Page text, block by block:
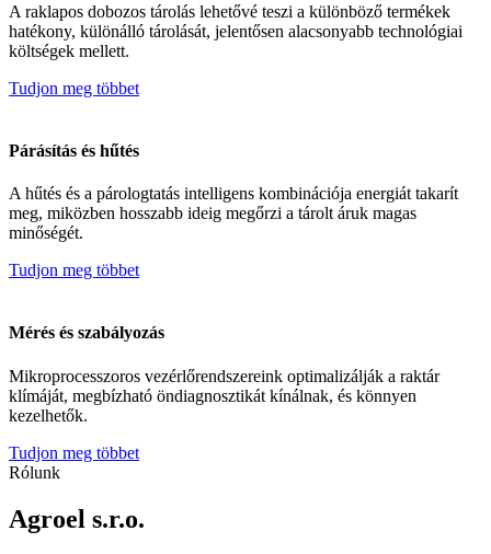
A raklapos dobozos tárolás lehetővé teszi a különböző termékek
hatékony, különálló tárolását, jelentősen alacsonyabb technológiai
költségek mellett.
Tudjon meg többet
Párásítás és hűtés
A hűtés és a párologtatás intelligens kombinációja energiát takarít
meg, miközben hosszabb ideig megőrzi a tárolt áruk magas
minőségét.
Tudjon meg többet
Mérés és szabályozás
Mikroprocesszoros vezérlőrendszereink optimalizálják a raktár
klímáját, megbízható öndiagnosztikát kínálnak, és könnyen
kezelhetők.
Tudjon meg többet
Rólunk
Agroel s.r.o.